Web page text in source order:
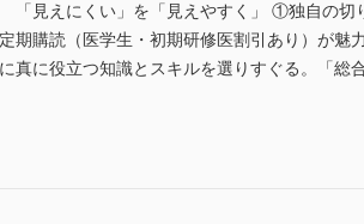
見えにくい」を「見えやすく」 ①独自の切
期購読（医学生・初期研修医割引あり）が
真に役立つ知識とスキルを選りすぐる。「総